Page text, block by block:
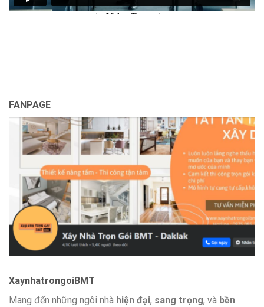
FANPAGE
XaynhatrongoiBMT
Mang đến những ngôi nhà hiện đại, sang trọng, và bền